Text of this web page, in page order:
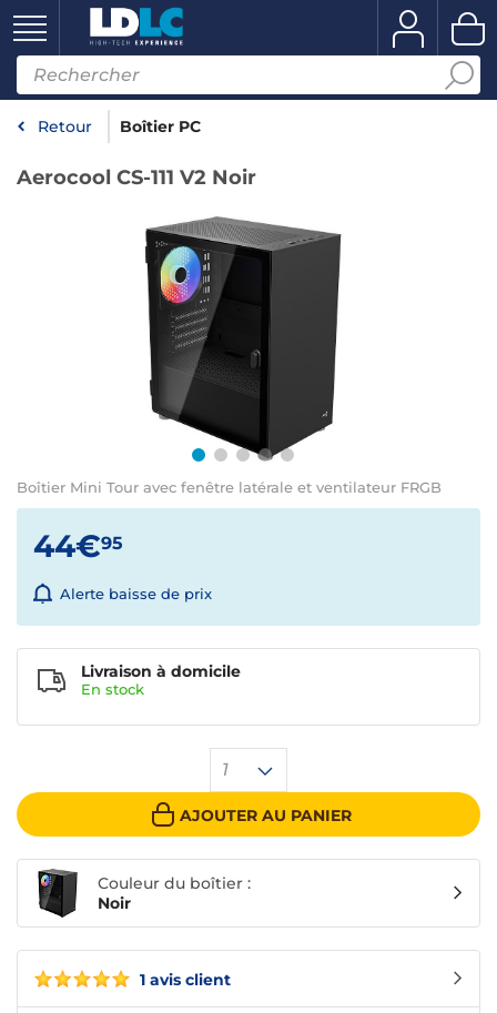
Retour Boîtier PC
Aerocool CS-111 V2 Noir
Boîtier Mini Tour avec fenêtre latérale et ventilateur FRGB
1 avis client
44€95
Alerte baisse de prix
1
AJOUTER AU PANIER
Livraison à domicile
En stock
Couleur du boîtier :
Noir